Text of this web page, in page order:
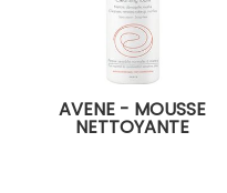
AVENE - MOUSSE
NETTOYANTE